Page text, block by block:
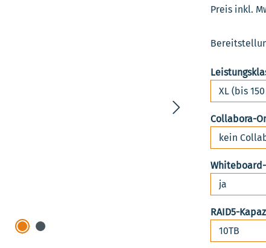
Preis inkl.
Collabora-
RAID5-